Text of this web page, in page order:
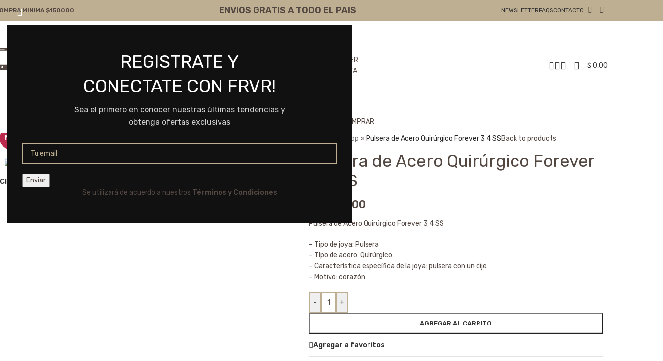
REGISTRATE Y
CONECTATE CON FRVR!
Sea el primero en conocer nuestras últimas tendencias y
obtenga ofertas exclusivas
Se utilizará de acuerdo a nuestros Términos y Condiciones
MINIMA $150000 ENVIOS GRATIS A TODO EL PAIS NEWSLETTERFAQSCONTACTO
ventas@frvr.com.ar
$ 0,00
HOME
COMO COMPRAR
NEW
Click to enlarge
Shop » Pulsera de Acero Quirúrgico Forever 3 4 SSBack to products
Pulsera de Acero Quirúrgico Forever
3 4 SS
6.045,00
Pulsera de Acero Quirúrgico Forever 3 4 SS
– Tipo de joya: Pulsera
– Tipo de acero: Quirúrgico
– Característica específica de la joya: pulsera con un dije
– Motivo: corazón
- +
AGREGAR AL CARRITO
Agregar a favoritos